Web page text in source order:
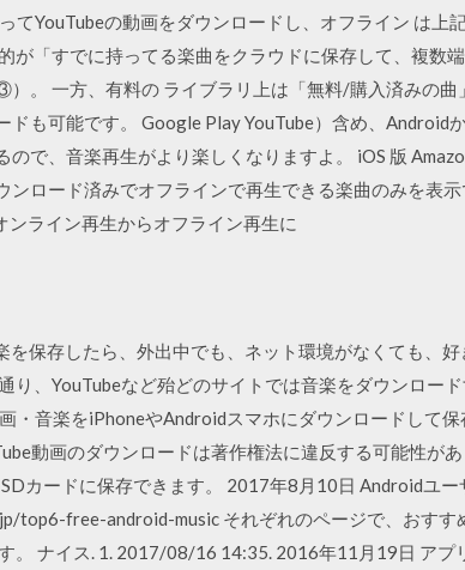
てYouTubeの動画をダウンロードし、オフライン は上
が「すでに持ってる楽曲をクラウドに保存して、複数
。 一方、有料の ライブラリ上は「無料/購入済みの曲
も可能です。 Google Play YouTube）含め、Android
で、音楽再生がより楽しくなりますよ。 iOS 版
ロード済みでオフラインで再生できる楽曲のみを表
ライン再生からオフライン再生に
保存したら、外出中でも、ネット環境がなくても、
、YouTubeなど殆どのサイトでは音楽をダウンロード
・音楽をiPhoneやAndroidスマホにダウンロードして
動画のダウンロードは著作権法に違反する可能性が
カードに保存できます。 2017年8月10日 Androidユー
top6-free-android-music それぞれのページで、おすす
。 ナイス. 1. 2017/08/16 14:35. 2016年11月19日 アプ